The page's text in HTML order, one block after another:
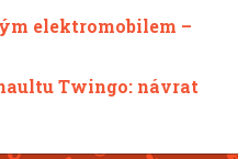
elektromobilem –
Twingo: návrat